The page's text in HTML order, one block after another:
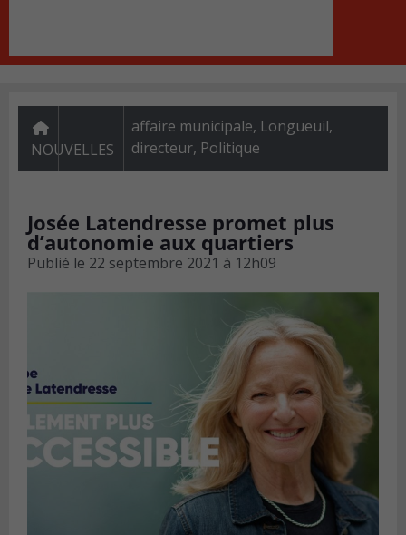
NOUVELLES
affaire municipale, Longueuil,
directeur, Politique
Josée Latendresse promet plus
d’autonomie aux quartiers
Publié le 22 septembre 2021 à 12h09